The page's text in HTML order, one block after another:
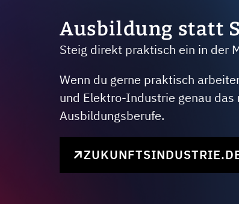
Ausbildung statt
Steig direkt praktisch ein in der
Wenn du gerne praktisch
und Elektro-Industrie genau
Ausbildungsberufe.